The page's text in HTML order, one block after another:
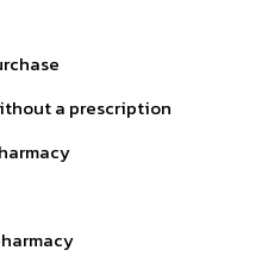
a prescription